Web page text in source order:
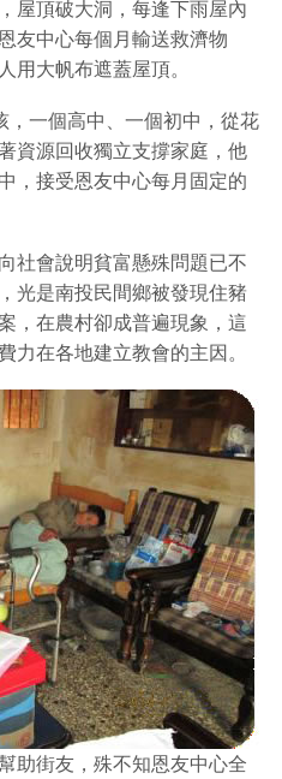
屋頂破大洞，每逢下雨屋內
友中心每個月輸送救濟物
用大帆布遮蓋屋頂。
一個高中、一個初中，從花
資源回收獨立支撐家庭，他
，接受恩友中心每月固定的
社會說明貧富懸殊問題已不
光是南投民間鄉被發現住豬
，在農村卻成普遍現象，這
力在各地建立教會的主因。
助街友，殊不知恩友中心全